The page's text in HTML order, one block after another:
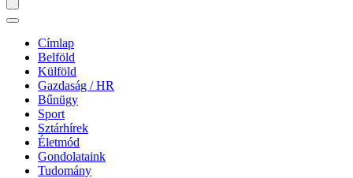
Címlap
Belföld
Külföld
Gazdaság / HR
Bűnügy
Sport
Sztárhírek
Életmód
Gondolataink
Tudomány